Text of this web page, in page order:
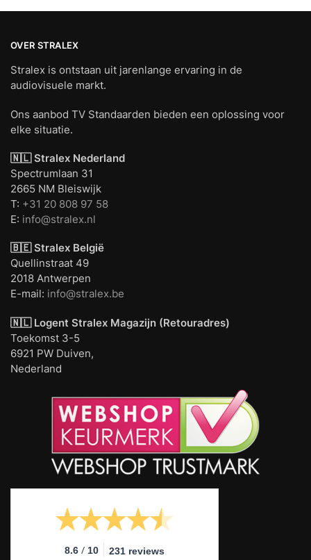
OVER STRALEX
Stralex is ontstaan uit jarenlange ervaring in de
audiovisuele markt.
Ons aanbod TV Standaarden bieden een oplossing voor
elke situatie.
🇳🇱 Stralex Nederland
Spectrumlaan 31
2665 NM Bleiswijk
T: +31 20 808 97 58
E: info@stralex.nl
🇧🇪 Stralex België
Quellinstraat 49
2018 Antwerpen
E-mail: info@stralex.be
🇳🇱 Logent Stralex Magazijn (Retouradres)
Toekomst 3-5
6921 PW Duiven,
Nederland
8.6 / 10 231 reviews